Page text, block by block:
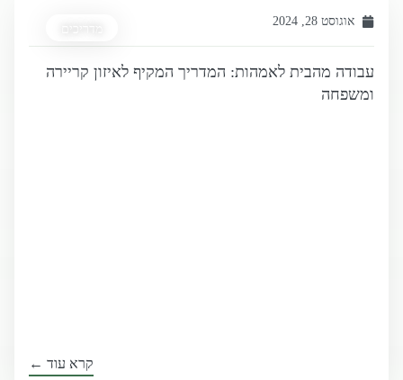
אוגוסט 28, 2024
עבודה מהבית לאמהות: המדריך המקיף לאיזון קריירה
ומשפחה
קרא עוד ←